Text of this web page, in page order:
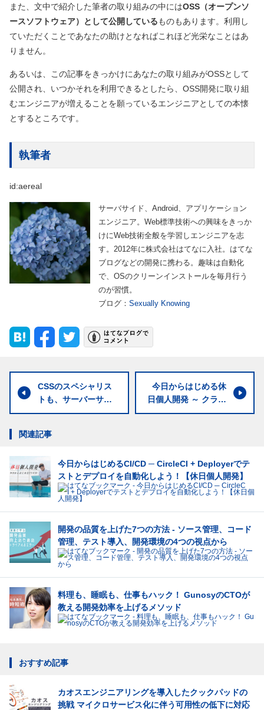
また、文中で紹介した筆者の取り組みの中にはOSS（オープンソ
ースソフトウェア）として公開しているものもあります。利用し
ていただくことであなたの助けとなればこれほど光栄なことはあ
りません。
あるいは、この記事をきっかけにあなたの取り組みがOSSとして
公開され、いつかそれを利用できるとしたら、OSS開発に取り組
むエンジニアが増えることを願っているエンジニアとしての本懐
とするところです。
執筆者
id:aereal
サーバサイド、Android、アプリケーション
エンジニア。Web標準技術への興味をきっか
けにWeb技術全般を学習しエンジニアを志
す。2012年に株式会社はてなに入社。はてな
ブログなどの開発に携わる。趣味は自動化
で、OSのクリーンインストールを毎月行う
のが習慣。
ブログ：Sexually Knowing
CSSのスペシャリス
トも、サーバーサイ
ドを知れば視野が広
目指すT型エンジニア
今日からはじめる休
日個人開発 ～ クラウ
ドサービスの選定か
関連記事
今日からはじめるCI/CD ─ CircleCI + Deployerでテ
ストとデプロイを自動化しよう！【休日個人開発】
開発の品質を上げた7つの方法 - ソース管理、コード
管理、テスト導入、開発環境の4つの視点から
料理も、睡眠も、仕事もハック！ GunosyのCTOが
教える開発効率を上げるメソッド
おすすめ記事
カオスエンジニアリングを導入したクックパッドの
挑戦 マイクロサービス化に伴う可用性の低下に対応